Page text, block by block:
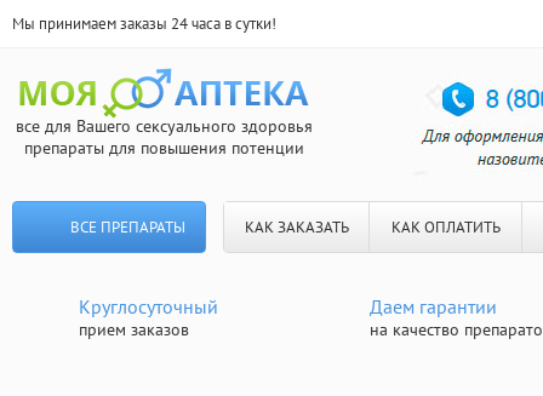
Мы принимаем заказы 24 часа в сутки!
все для Вашего сексуального здоровья
препараты для повышения потенции
ВСЕ ПРЕПАРАТЫ КАК ЗАКАЗАТЬ КАК ОПЛАТИТЬ
Круглосуточный
прием заказов
Даем гарантии
на качество